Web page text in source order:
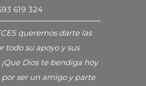
619 324
queremos darte las
todo su apoyo y sus
¡Que Dios te bendiga hoy
por ser un amigo y parte